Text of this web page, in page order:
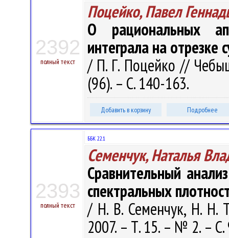
2392
полный текст
Поцейко, Павел
О рациональных
интеграла на
/ П. Г. Поцейко //
(96). – С. 140-163.
Добавить в корзину Подробнее
2393
полный текст
ББК 22.1
Семенчук, Наталья
Сравнительный
спектральных
/ Н. В. Семенчук, Н. Н.
2007. – Т. 15. – № 2. –